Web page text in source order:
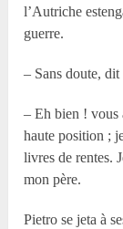
l’Autriche
guerre.
– Sans doute,
– Eh bien ! vous
haute position ;
livres de rentes.
mon père.
Pietro se jeta à